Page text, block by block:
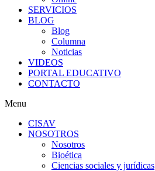
SERVICIOS
BLOG
Blog
Columna
Noticias
VIDEOS
PORTAL EDUCATIVO
CONTACTO
Menu
CISAV
NOSOTROS
Nosotros
Bioética
Ciencias sociales y jurídicas